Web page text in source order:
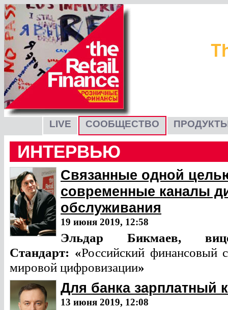
LIVE СООБЩЕСТВО
ИНТЕРВЬЮ
Связанные одной
современные каналы
обслуживания
19 июня 2019, 12:58
Эльдар Бикмаев,
Стандарт: «Российский финансовый
мировой цифровизации»
Для банка зарплатный
13 июня 2019, 12:08